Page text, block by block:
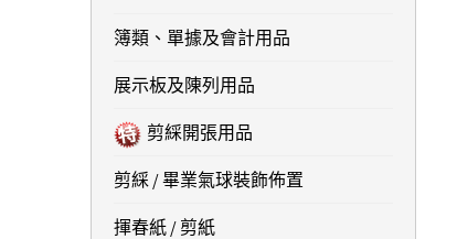
簿類、單據及會計用品
展示板及陳列用品
剪綵開張用品
剪綵 / 畢業氣球裝飾佈置
揮春紙 / 剪紙